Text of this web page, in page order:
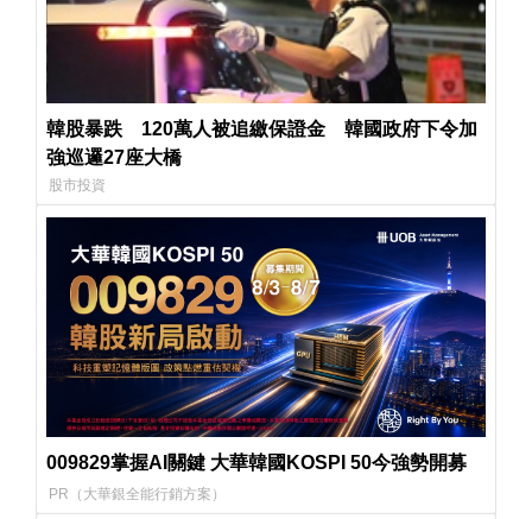
韓股暴跌 120萬人被追繳保證金 韓國政府下令加
強巡邏27座大橋
股市投資
009829掌握AI關鍵 大華韓國KOSPI 50今強勢開募
PR（大華銀全能行銷方案）